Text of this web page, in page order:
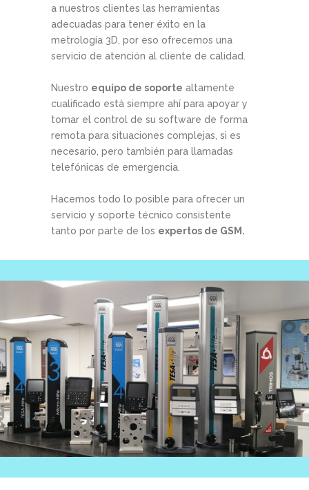
a nuestros clientes las herramientas
adecuadas para tener éxito en la
metrología 3D, por eso ofrecemos una
servicio de atención al cliente de calidad.
Nuestro equipo de soporte altamente
cualificado está siempre ahí para apoyar y
tomar el control de su software de forma
remota para situaciones complejas, si es
necesario, pero también para llamadas
telefónicas de emergencia.
Hacemos todo lo posible para ofrecer un
servicio y soporte técnico consistente
tanto por parte de los expertos de GSM.